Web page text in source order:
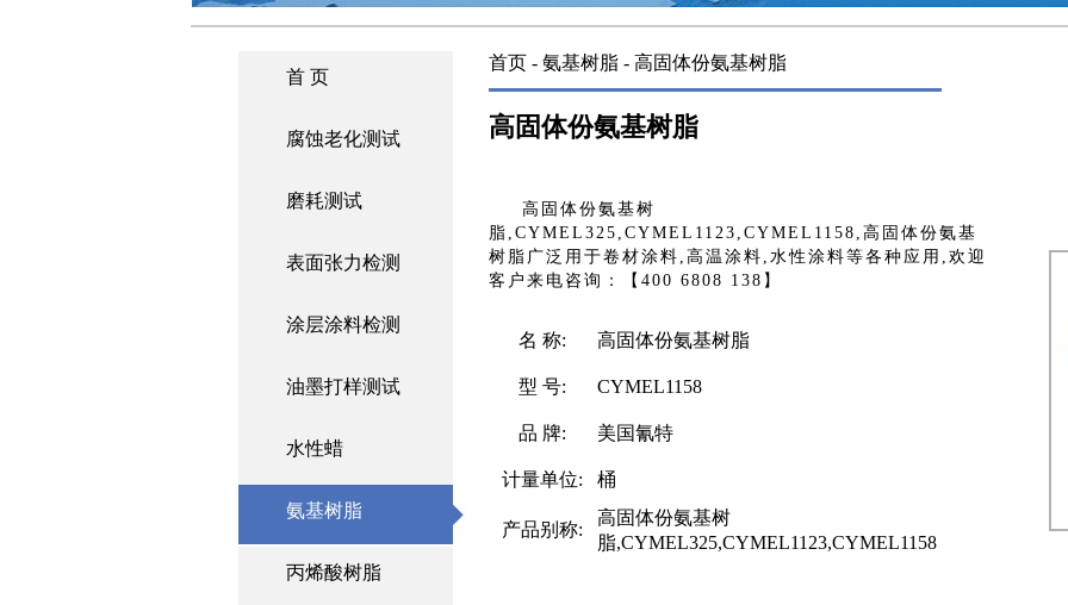
首 页
腐蚀老化测试
磨耗测试
表面张力检测
涂层涂料检测
油墨打样测试
水性蜡
氨基树脂
丙烯酸树脂
首页 - 氨基树脂 - 高固体份氨基树脂
高固体份氨基树脂
高固体份氨基树
脂,CYMEL325,CYMEL1123,CYMEL1158,高固体份氨基
树脂广泛用于卷材涂料,高温涂料,水性涂料等各种应用,欢迎
客户来电咨询：【400 6808 138】
名 称: 高固体份氨基树脂
型 号: CYMEL1158
品 牌: 美国氰特
计量单位: 桶
产品别称:
高固体份氨基树
脂,CYMEL325,CYMEL1123,CYMEL1158